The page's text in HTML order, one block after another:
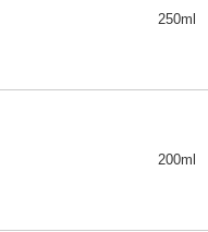
250ml
200ml